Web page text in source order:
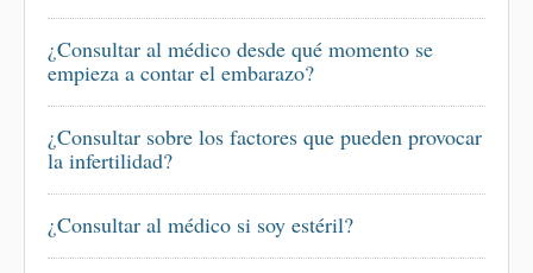
¿Consultar al médico desde qué momento se
empieza a contar el embarazo?
¿Consultar sobre los factores que pueden provocar
la infertilidad?
¿Consultar al médico si soy estéril?